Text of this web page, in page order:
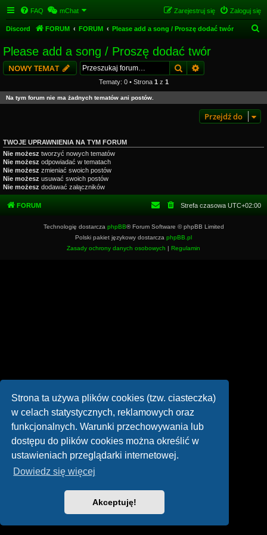
Strona ta używa plików cookies (tzw. ciasteczka)
w celach statystycznych, reklamowych oraz
funkcjonalnych. Warunki przechowywania lub
dostępu do plików cookies można określić w
ustawieniach przeglądarki internetowej.
Dowiedz się więcej
Akceptuję!
FAQ mChat Zaloguj się
Zarejestruj się
Discord FORUM FORUM Please add a song / Proszę dodać twór
Please add a song / Proszę dodać twór
NOWY TEMAT SzukajWyszukiwanie
Tematy: 0 • Strona 1 z 1
Na tym forum nie ma żadnych tematów ani postów.
Przejdź do
TWOJE UPRAWNIENIA NA TYM FORUM
Nie możesz tworzyć nowych tematów
Nie możesz odpowiadać w tematach
Nie możesz zmieniać swoich postów
Nie możesz usuwać swoich postów
Nie możesz dodawać załączników
FORUM Strefa czasowa UTC+02:00
Technologię dostarcza phpBB® Forum Software © phpBB Limited
Polski pakiet językowy dostarcza phpBB.pl
Zasady ochrony danych osobowych | Regulamin